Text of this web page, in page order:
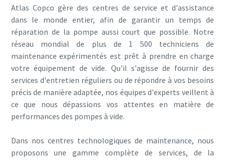
Atlas Copco gère des centres de service et d'assistance
dans le monde entier, afin de garantir un temps de
réparation de la pompe aussi court que possible. Notre
réseau mondial de plus de 1 500 techniciens de
maintenance expérimentés est prêt à prendre en charge
votre équipement de vide. Qu'il s'agisse de fournir des
services d'entretien réguliers ou de répondre à vos besoins
précis de manière adaptée, nos équipes d'experts veillent à
ce que nous dépassions vos attentes en matière de
performances des pompes à vide.
Dans nos centres technologiques de maintenance, nous
proposons une gamme complète de services, de la